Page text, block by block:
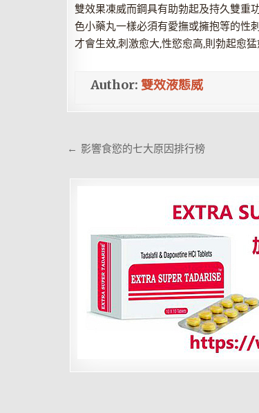
雙效果凍威而鋼具有助勃起及持久雙重
色小藥丸一樣必須有愛撫或擁抱等的性
才會生效,刺激愈大,性慾愈高,則勃起愈
Author: 雙效液態威
文
← 影響食慾的七大原因排行榜